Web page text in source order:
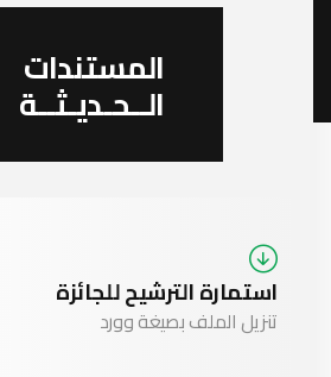
المستندات
الــحـديـثــة
استمارة الترشيح للجائزة
تنزيل الملف بصيغة وورد